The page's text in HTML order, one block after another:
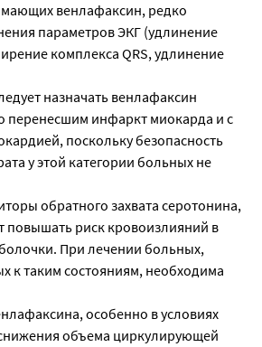
венлафаксин, редко
параметров ЭКГ (удлинение
комплекса QRS, удлинение
назначать венлафаксин
перенесшим инфаркт миокарда и с
поскольку безопасность
у этой категории больных не
обратного захвата серотонина,
повышать риск кровоизлияний в
При лечении больных,
к таким состояниям, необходима
особенно в условиях
объема циркулирующей